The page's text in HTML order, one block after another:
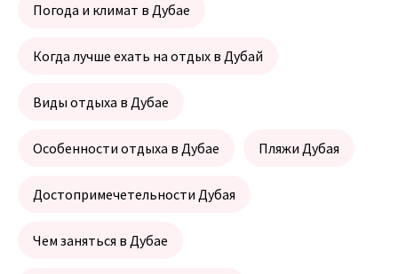
Погода и климат в Дубае
Когда лучше ехать на отдых в Дубай
Виды отдыха в Дубае
Особенности отдыха в Дубае Пляжи Дубая
Достопримечетельности Дубая
Чем заняться в Дубае